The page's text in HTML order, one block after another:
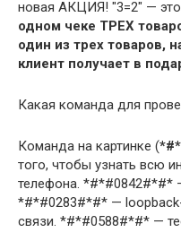
новая АКЦИЯ! "3=2" — это
одном чеке ТРЕХ
один из трех товаров,
клиент получает в
Какая команда для
Команда на картинке (
того, чтобы узнать всю
телефона. *#*#0842#*#*
*#*#0283#*#* —
связи. *#*#0588#*#* —